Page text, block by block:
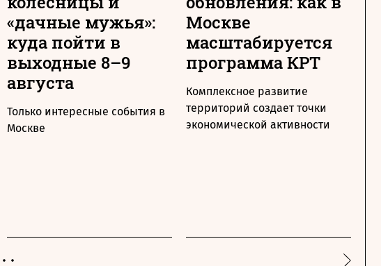
«дачные мужья»:
куда пойти в
выходные 8–9
августа
Только интересные события в
Москве
Москве
масштабируется
программа КРТ
Комплексное развитие
территорий создает точки
экономической активности